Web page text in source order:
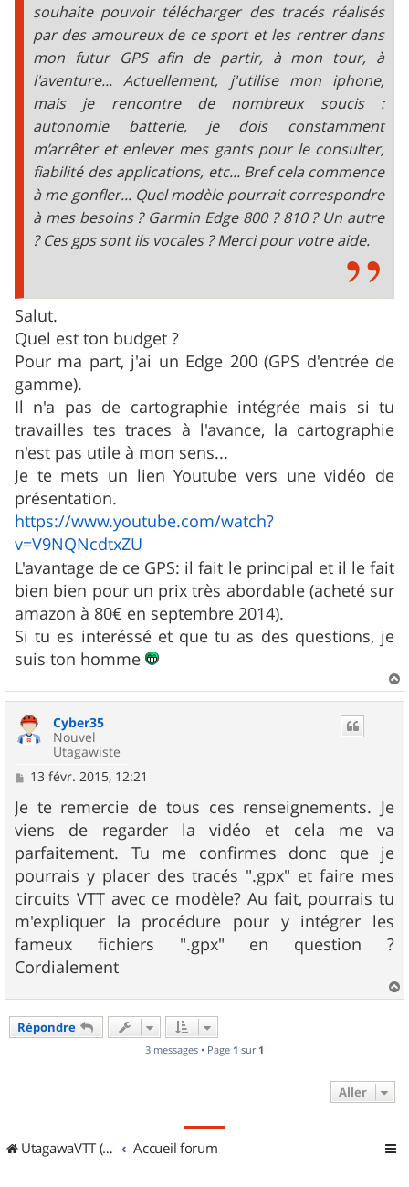
souhaite pouvoir télécharger des tracés réalisés
par des amoureux de ce sport et les rentrer dans
mon futur GPS afin de partir, à mon tour, à
l'aventure... Actuellement, j'utilise mon iphone,
mais je rencontre de nombreux soucis :
autonomie batterie, je dois constamment
m’arrêter et enlever mes gants pour le consulter,
fiabilité des applications, etc... Bref cela commence
à me gonfler... Quel modèle pourrait correspondre
à mes besoins ? Garmin Edge 800 ? 810 ? Un autre
? Ces gps sont ils vocales ? Merci pour votre aide.
Salut.
Quel est ton budget ?
Pour ma part, j'ai un Edge 200 (GPS d'entrée de
gamme).
Il n'a pas de cartographie intégrée mais si tu
travailles tes traces à l'avance, la cartographie
n'est pas utile à mon sens...
Je te mets un lien Youtube vers une vidéo de
présentation.
https://www.youtube.com/watch?
v=V9NQNcdtxZU
L'avantage de ce GPS: il fait le principal et il le fait
bien bien pour un prix très abordable (acheté sur
amazon à 80€ en septembre 2014).
Si tu es interéssé et que tu as des questions, je
suis ton homme
a
Cyber35
Nouvel
Utagawiste
M
s
s
a
g
e
13 févr. 2015, 12:21
Je te remercie de tous ces renseignements. Je
viens de regarder la vidéo et cela me va
parfaitement. Tu me confirmes donc que je
pourrais y placer des tracés ".gpx" et faire mes
circuits VTT avec ce modèle? Au fait, pourrais tu
m'expliquer la procédure pour y intégrer les
fameux fichiers ".gpx" en question ?
Cordialement
a
Répondre
3 messages • Page 1 sur 1
Aller
UtagawaVTT (Randos VTT et VTTAE avec traces GPS) Accueil forum